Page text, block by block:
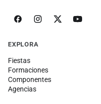
EXPLORA
Fiestas
Formaciones
Componentes
Agencias